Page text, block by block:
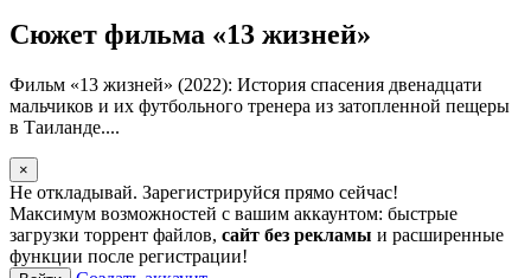
Сюжет фильма «13 жизней»
Фильм «13 жизней» (2022): История спасения двенадцати
мальчиков и их футбольного тренера из затопленной пещеры
в Таиланде....
×
Не откладывай. Зарегистрируйся прямо сейчас!
Максимум возможностей с вашим аккаунтом: быстрые
загрузки торрент файлов, сайт без рекламы и расширенные
функции после регистрации!